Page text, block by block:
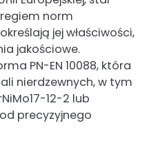
norm
jej właściwości,
jakościowe.
PN-EN 10088, która
nierdzewnych, w tym
12-2 lub
precyzyjnego